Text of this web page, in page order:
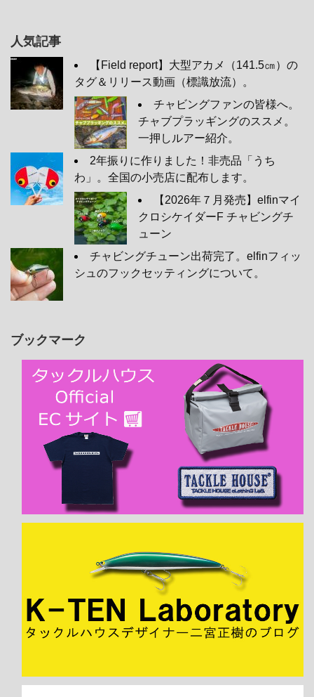
人気記事
【Field report】大型アカメ（141.5㎝）の
タグ＆リリース動画（標識放流）。
チャビングファンの皆様へ。
チャブプラッギングのススメ。
一押しルアー紹介。
2年振りに作りました！非売品「うち
わ」。全国の小売店に配布します。
【2026年７月発売】elfinマイ
クロシケイダーF チャビングチ
ューン
チャビングチューン出荷完了。elfinフィッ
シュのフックセッティングについて。
ブックマーク